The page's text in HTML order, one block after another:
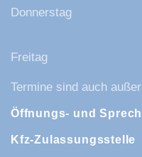
Donnerstag
Freitag
Termine sind auch
Öffnungs- und
Kfz-Zulassungsstelle